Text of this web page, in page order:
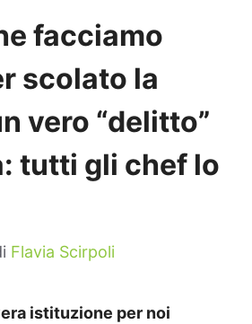
facciamo
scolato la
vero “delitto”
tutti gli chef lo
Flavia Scirpoli
istituzione per noi